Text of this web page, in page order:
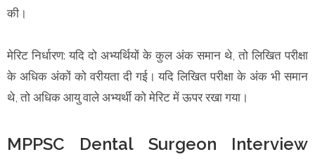
की।
मेरिट निर्धारण: यदि दो अभ्यर्थियों के कुल अंक समान थे, तो लिखित परीक्षा
के अधिक अंकों को वरीयता दी गई। यदि लिखित परीक्षा के अंक भी समान
थे, तो अधिक आयु वाले अभ्यर्थी को मेरिट में ऊपर रखा गया।
MPPSC Dental Surgeon Interview